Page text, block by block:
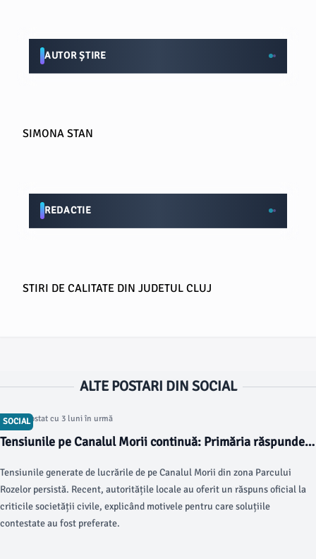
AUTOR ȘTIRE
SIMONA STAN
REDACTIE
STIRI DE CALITATE DIN JUDETUL CLUJ
ALTE POSTARI DIN SOCIAL
SOCIAL
Articol postat cu 3 luni în urmă
Tensiunile pe Canalul Morii continuă: Primăria răspunde
Tensiunile generate de lucrările de pe Canalul Morii din zona Parcului
Rozelor persistă. Recent, autoritățile locale au oferit un răspuns oficial la
criticile societății civile, explicând motivele pentru care soluțiile
contestate au fost preferate.